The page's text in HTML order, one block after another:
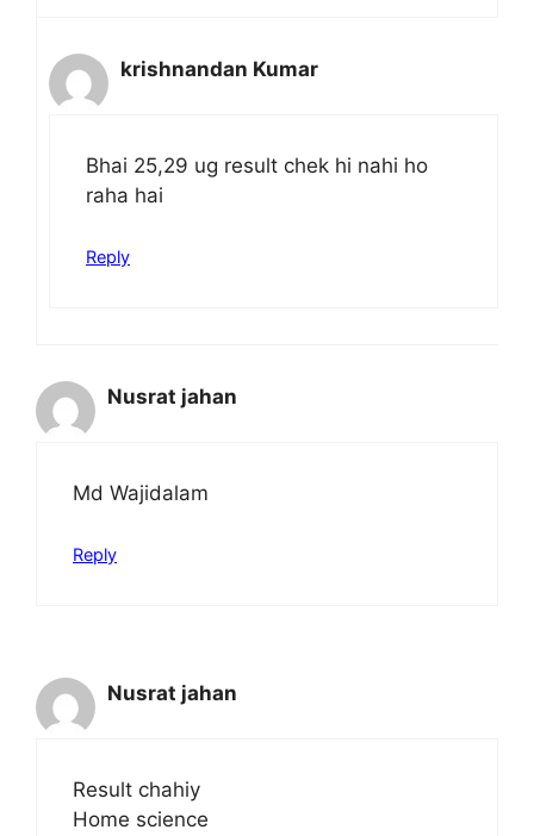
krishnandan Kumar
Bhai 25,29 ug result chek hi nahi ho
raha hai
Reply
Nusrat jahan
Md Wajidalam
Reply
Nusrat jahan
Result chahiy
Home science